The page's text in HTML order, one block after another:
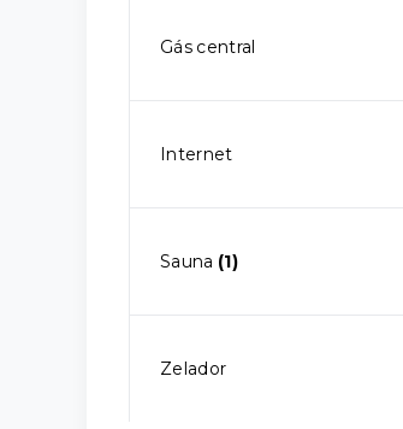
Gás central
Internet
Sauna (1)
Zelador